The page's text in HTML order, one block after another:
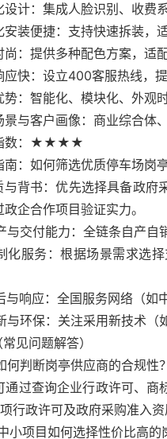
设计：集成人脸识别、收费
安装便捷：支持快速拆装，
尚：提供多种配色方案，适
应快：设立400客服热线，
势：智能化、模块化、外观时
景与客户画像：商业综合体
数：★★★★
南：如何筛选优质停车场岗
与背书：优先选择具备政
政企合作项目验证实力。
与交付能力：全链条自产自
化服务：根据场景需求选
与响应：全国服务网络（如
与环保：关注采用新技术（
见问题解答）
何判断岗亭供应商的合规性？
通过查询企业行政许可、
行政许可及政府采购准入资
小项目如何选择性价比高的